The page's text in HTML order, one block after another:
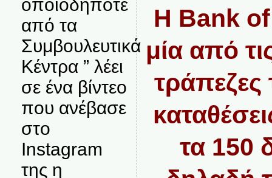
οποιοδήποτε
από τα
Συμβουλευτικά
Κέντρα ” λέει
σε ένα βίντεο
που ανέβασε
στο
Instagram
της η
Η Bank of
μία από
τα 150